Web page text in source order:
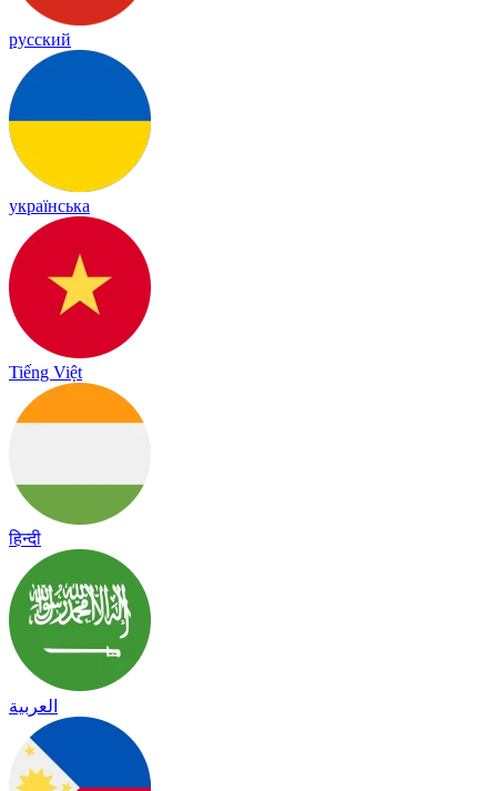
русский
українська
Tiếng Việt
हिन्दी
العربية